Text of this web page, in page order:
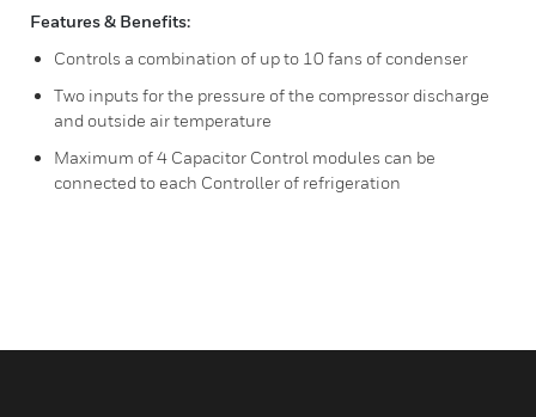
Features & Benefits:
Controls a combination of up to 10 fans of condenser
Two inputs for the pressure of the compressor discharge
and outside air temperature
Maximum of 4 Capacitor Control modules can be
connected to each Controller of refrigeration